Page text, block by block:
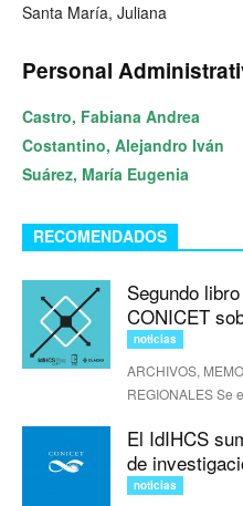
Santa María, Juliana
Personal
Castro, Fabiana Andrea
Costantino, Alejandro Iván
Suárez, María Eugenia
RECOMENDADOS
Segundo
CONICET
noticias
ARCHIVOS,
REGIONALES Se
El IdIHCS
de
noticias